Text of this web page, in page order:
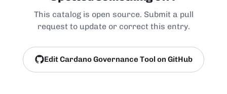
This catalog is open source. Submit a pull
request to update or correct this entry.
Edit Cardano Governance Tool on GitHub